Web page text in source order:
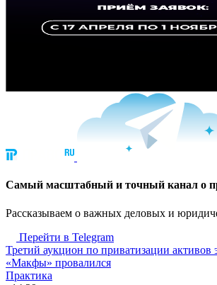
Cамый масштабный и точный канал о
Рассказываем о важных деловых и
Перейти в Telegram
Третий аукцион по приватизации активов
«Макфы» провалился
Практика